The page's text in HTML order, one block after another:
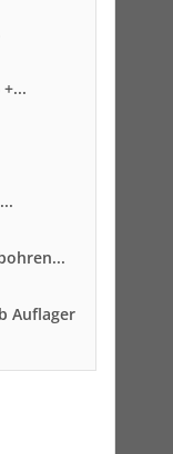
Auflager